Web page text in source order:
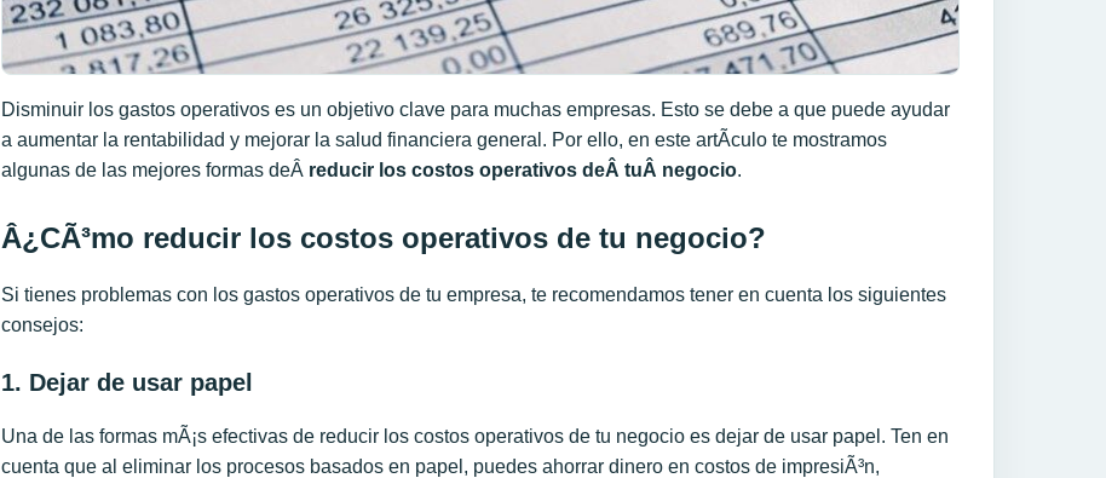
Disminuir los gastos operativos es un objetivo clave para muchas empresas. Esto se debe a que puede ayudar
a aumentar la rentabilidad y mejorar la salud financiera general. Por ello, en este artÃ­culo te mostramos
algunas de las mejores formas deÂ reducir los costos operativos deÂ tuÂ negocio.
Â¿CÃ³mo reducir los costos operativos de tu negocio?
Si tienes problemas con los gastos operativos de tu empresa, te recomendamos tener en cuenta los siguientes
consejos:
1. Dejar de usar papel
Una de las formas mÃ¡s efectivas de reducir los costos operativos de tu negocio es dejar de usar papel. Ten en
cuenta que al eliminar los procesos basados en papel, puedes ahorrar dinero en costos de impresiÃ³n,